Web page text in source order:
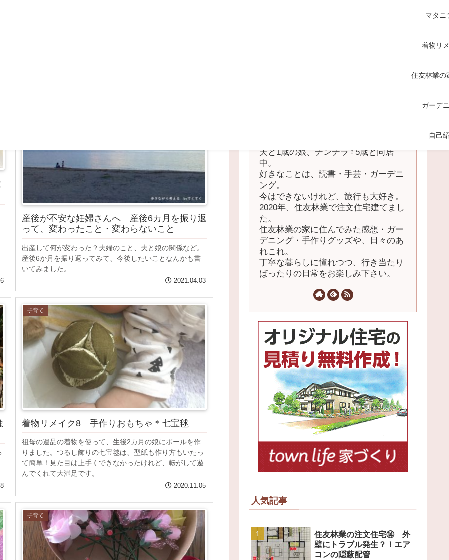
マタニ
着物リ
住友林業の
ガーデ
自己
産後が不安な妊婦さんへ 産後6カ月を振り返
って、変わったこと・変わらないこと
出産して何が変わった？夫婦のこと、夫と娘の関係など。
産後6か月を振り返ってみて、今後したいことなんかも書
いてみました。
2021.04.03
子育て
着物リメイク8 手作りおもちゃ＊七宝毬
祖母の遺品の着物を使って、生後2カ月の娘にボールを作
りました。つるし飾りの七宝毬は、型紙も作り方もいたっ
て簡単！見た目は上手くできなかったけれど、転がして遊
んでくれて大満足です。
2020.11.05
子育て
夫と1歳の娘、チンチラ♀5歳と同居
中。
好きなことは、読書・手芸・ガーデニ
ング。
今はできないけれど、旅行も大好き。
2020年、住友林業で注文住宅建てまし
た。
住友林業の家に住んでみた感想・ガー
デニング・手作りグッズや、日々のあ
れこれ。
丁寧な暮らしに憧れつつ、行き当たり
ばったりの日常をお楽しみ下さい。
人気記事
住友林業の注文住宅⑭ 外
壁にトラブル発生？！エア
コンの隠蔽配管